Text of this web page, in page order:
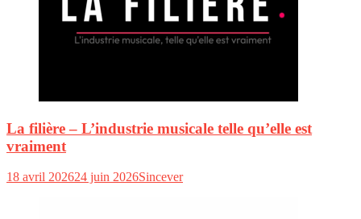
La filière – L’industrie musicale telle qu’elle est
vraiment
18 avril 202624 juin 2026Sincever